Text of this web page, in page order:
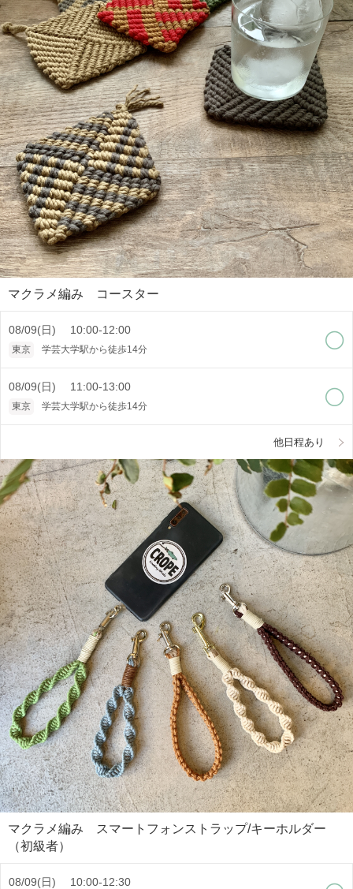
マクラメ編み コースター
08/09(日) 10:00-12:00
東京 学芸大学駅から徒歩14分
08/09(日) 11:00-13:00
東京 学芸大学駅から徒歩14分
他日程あり
マクラメ編み スマートフォンストラップ/キーホルダー
（初級者）
08/09(日) 10:00-12:30